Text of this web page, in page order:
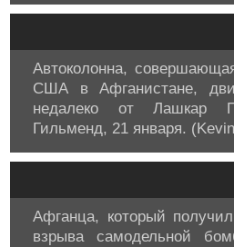
Автоколонна,
США в Афганистане,
недалеко от Лашкар
Гильменд, 21 января.
Афганца, который
взрыва самодельной